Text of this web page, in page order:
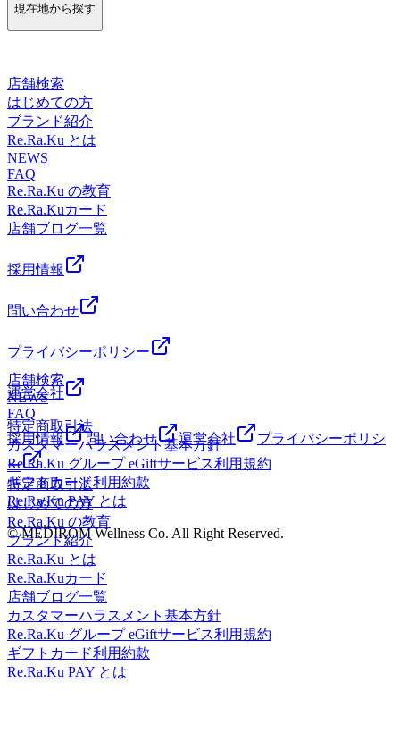
現在地から探す
店舗検索
はじめての方
ブランド紹介
Re.Ra.Ku とは
NEWS
FAQ
Re.Ra.Ku の教育
Re.Ra.Kuカード
店舗ブログ一覧
採用情報
問い合わせ
プライバシーポリシー
運営会社
特定商取引法
カスタマーハラスメント基本方針
Re.Ra.Ku グループ eGiftサービス利用規約
ギフトカード利用約款
Re.Ra.Ku PAY とは
© MEDIROM Wellness Co. All Right Reserved.
店舗検索
NEWS
FAQ
採用情報
問い合わせ 運営会社
プライバシーポリシ
ー
特定商取引法
はじめての方
Re.Ra.Ku の教育
ブランド紹介
Re.Ra.Ku とは
Re.Ra.Kuカード
店舗ブログ一覧
カスタマーハラスメント基本方針
Re.Ra.Ku グループ eGiftサービス利用規約
ギフトカード利用約款
Re.Ra.Ku PAY とは